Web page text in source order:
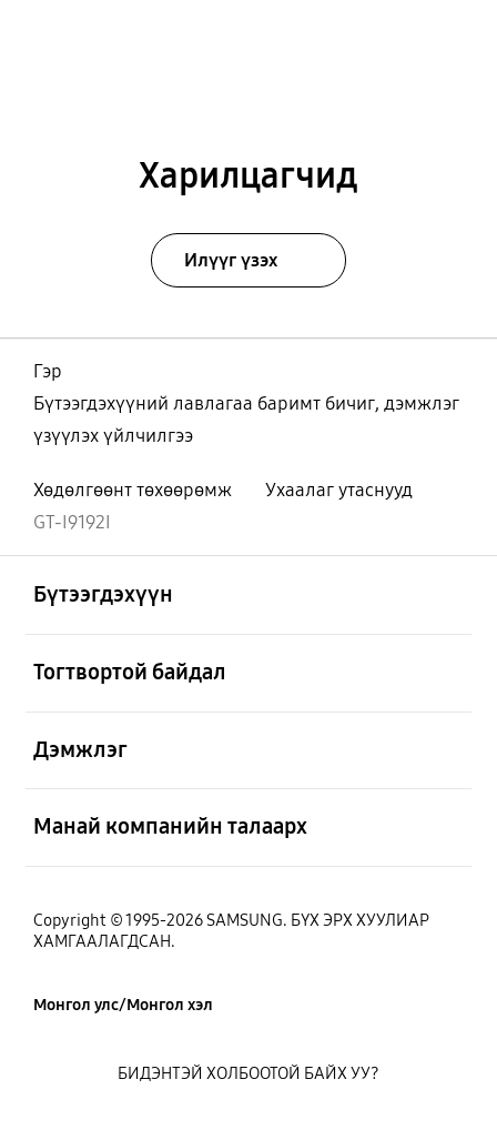
Харилцагчид
Илүүг үзэх
Гэр
Бүтээгдэхүүний лавлагаа баримт бичиг, дэмжлэг
үзүүлэх үйлчилгээ
Хөдөлгөөнт төхөөрөмж
Ухаалаг утаснууд
GT-I9192I
Бүтээгдэхүүн
Тогтвортой байдал
Дэмжлэг
Манай компанийн талаарх
Copyright © 1995-2026 SAMSUNG. БҮХ ЭРХ ХУУЛИАР
ХАМГААЛАГДСАН.
Монгол улс/Монгол хэл
БИДЭНТЭЙ ХОЛБООТОЙ БАЙХ УУ?